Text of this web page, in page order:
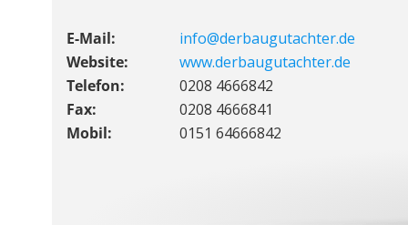
E-Mail:
info@derbaugutachter.de
Website:
www.derbaugutachter.de
Telefon:
0208 4666842
Fax:
0208 4666841
Mobil:
0151 64666842